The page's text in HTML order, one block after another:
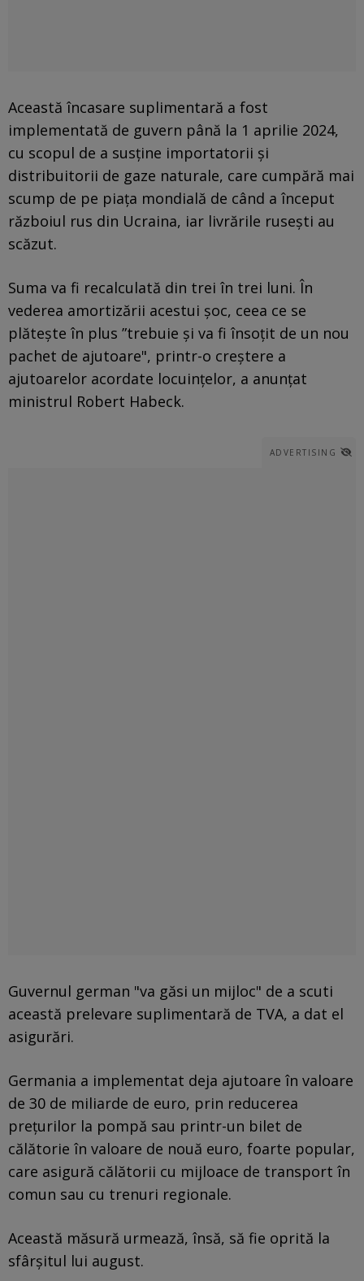
Această încasare suplimentară a fost
implementată de guvern până la 1 aprilie 2024,
cu scopul de a susţine importatorii şi
distribuitorii de gaze naturale, care cumpără mai
scump de pe piaţa mondială de când a început
războiul rus din Ucraina, iar livrările ruseşti au
scăzut.
Suma va fi recalculată din trei în trei luni. În
vederea amortizării acestui şoc, ceea ce se
plăteşte în plus ”trebuie şi va fi însoţit de un nou
pachet de ajutoare", printr-o creştere a
ajutoarelor acordate locuinţelor, a anunţat
ministrul Robert Habeck.
ADVERTISING
Guvernul german "va găsi un mijloc" de a scuti
această prelevare suplimentară de TVA, a dat el
asigurări.
Germania a implementat deja ajutoare în valoare
de 30 de miliarde de euro, prin reducerea
prețurilor la pompă sau printr-un bilet de
călătorie în valoare de nouă euro, foarte popular,
care asigură călătorii cu mijloace de transport în
comun sau cu trenuri regionale.
Această măsură urmează, însă, să fie oprită la
sfârşitul lui august.